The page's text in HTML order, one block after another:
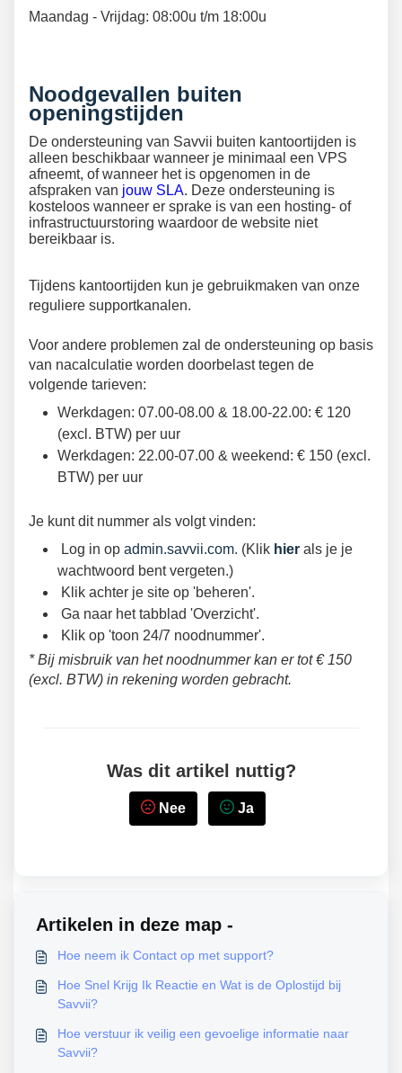
Maandag - Vrijdag: 08:00u t/m 18:00u
Noodgevallen buiten
openingstijden
De ondersteuning van Savvii buiten kantoortijden is
alleen beschikbaar wanneer je minimaal een VPS
afneemt, of wanneer het is opgenomen in de
afspraken van jouw SLA. Deze ondersteuning is
kosteloos wanneer er sprake is van een hosting- of
infrastructuurstoring waardoor de website niet
bereikbaar is.
Tijdens kantoortijden kun je gebruikmaken van onze
reguliere supportkanalen.
Voor andere problemen zal de ondersteuning op basis
van nacalculatie worden doorbelast tegen de
volgende tarieven:
Werkdagen: 07.00-08.00 & 18.00-22.00: € 120
(excl. BTW) per uur
Werkdagen: 22.00-07.00 & weekend: € 150 (excl.
BTW) per uur
Je kunt dit nummer als volgt vinden:
Log in op admin.savvii.com. (Klik hier als je je
wachtwoord bent vergeten.)
Klik achter je site op 'beheren'.
Ga naar het tabblad 'Overzicht'.
Klik op 'toon 24/7 noodnummer'.
* Bij misbruik van het noodnummer kan er tot € 150
(excl. BTW) in rekening worden gebracht.
Was dit artikel nuttig?
Nee Ja
Artikelen in deze map -
Hoe neem ik Contact op met support?
Hoe Snel Krijg Ik Reactie en Wat is de Oplostijd bij
Savvii?
Hoe verstuur ik veilig een gevoelige informatie naar
Savvii?